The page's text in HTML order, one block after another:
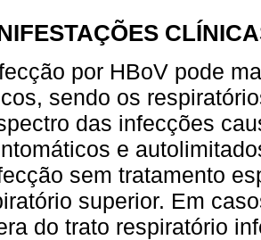
por HBoV pode
sendo os
das infecções
e
sem tratamento
superior. Em
do trato respiratório